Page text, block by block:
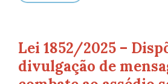
Lei 1852/2025 –
divulgação de